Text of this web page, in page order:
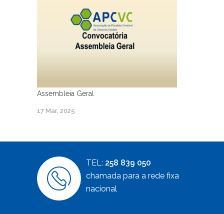
Assembleia Geral
17 Mar, 2025
TEL: 258 839 050
chamada para a rede fixa
nacional